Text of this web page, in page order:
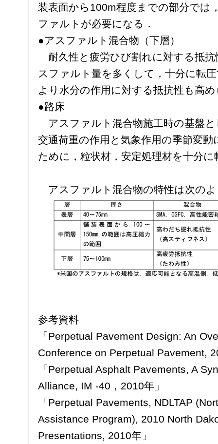
装表面から100m程度までの部分では
ファルトが必要になる．
●アスファルト混合物（下層）
耐久性と疲労ひび割れに対する抵
スファルト量を多くして，十分に転
より水分の作用に対する抵抗性も高
●路床
アスファルト混合物施工時の基盤
交通荷重の作用と気象作用の季節変
ために，粒状材，安定処理材を十分
アスファルト混合物の特性は次の
参考資料
「Perpetual Pavement Design: An
Conference on Perpetual Pavement,
「Perpetual Asphalt Pavements, A
Alliance, IM -40，2010年」
「Perpetual Pavements, NDLTAP
Assistance Program), 2010 North
Presentations, 2010年」